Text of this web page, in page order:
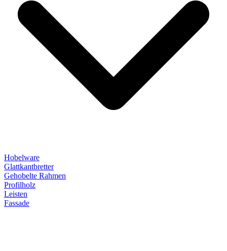
Hobelware
Glattkantbretter
Gehobelte Rahmen
Profilholz
Leisten
Fassade